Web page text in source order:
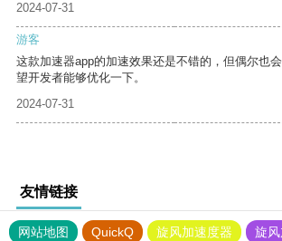
2024-07-31
游客
这款加速器app的加速效果还是不错的，但偶尔也
望开发者能够优化一下。
2024-07-31
友情链接
网站地图 QuickQ 旋风加速度器
旋